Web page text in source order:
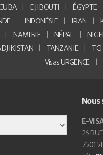
DJIBOUTI ÉGYPTE
INDONÉSIE IRAN
NAMIBIE NÉPAL
TANZANIE
Visas URGENCE
Nous
E-
26
75015